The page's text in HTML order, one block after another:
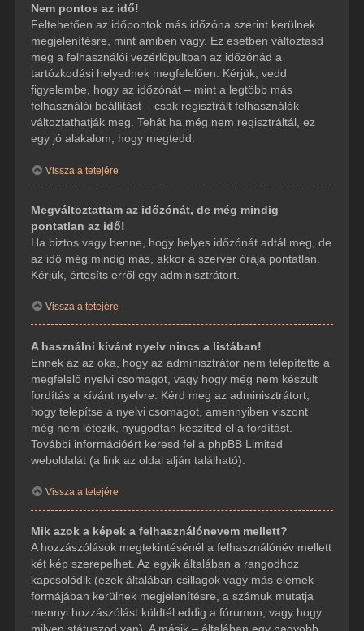
Nem pontos az idő!
Feltehetően az időpontok más időzóna szerint kerülnek
megjelenítésre, mint amiben vagy. Ez esetben változtasd
meg a felhasználói vezérlőpultban az időzónád a
tartózkodási helyednek megfelelően. Kérjük, vedd
figyelembe, hogy az időzónát – mint a legtöbb más
felhasználói beállítást – csak regisztrált felhasználók
változtathatják meg. Tehát ha még nem regisztráltál, ez
egy jó alakalom, hogy megtedd.
Vissza a tetejére
Megváltoztattam az időzónát, de még mindig
pontatlan az idő!
Ha biztos vagy benne, hogy helyes időzónát adtál meg, de
az idő még mindig más, akkor a szerver órája pontatlan.
Kérjük, értesíts erről egy adminisztrátort.
Vissza a tetejére
A használni kívánt nyelv nincs a listában!
Ennek az az oka, hogy az adminisztrátor nem telepítette a
megfelelő nyelvi csomagot, vagy hogy még nem készült
fordítás a kívánt nyelvre. Kérd meg az adminisztrátort,
hogy telepítse a nyelvi csomagot, amennyiben viszont
még nem létezik, nyugodtan készítsd el a fordítást.
További információért keresd fel a phpBB Limited
weboldalát (a link az oldal alján található).
Vissza a tetejére
Mik azok a képek a felhasználónevem mellett?
A hozzászólások megtekintésénél a felhasználónév mellett
két kép szerepelhet. Az egyik általában a rangodhoz
kapcsolódik (ezek általában csillagok vagy más elemek
formájában kerülnek megjelenítésre, a számuk mutatja
mennyi hozzászólást küldtél eddig a fórumon, vagy hogy